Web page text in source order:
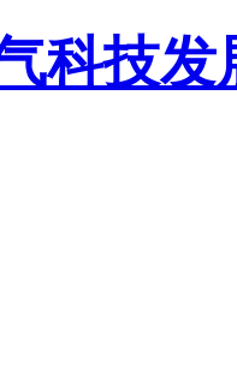
科技发